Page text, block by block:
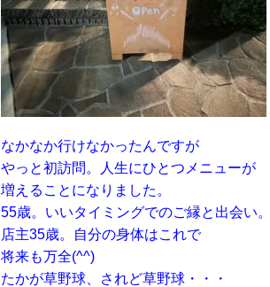
なかなか行けなかったんですが
やっと初訪問。人生にひとつメニューが
増えることになりました。
55歳。いいタイミングでのご縁と出会い。
店主35歳。自分の身体はこれで
将来も万全(^^)
たかが草野球、されど草野球・・・